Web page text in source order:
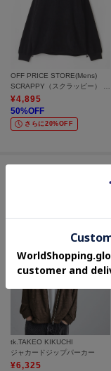
も頼りになる一着です。
※取り扱いについては、
※製造過程の工程上、カ
※できる限り実物と同じ
ートフォンなどの環境に
います。
※素材により染料等の臭
お得な情報をお知らせ！
【1】再入荷通知や、値
【2】マイページでお気に
OFF PRICE STORE(Mens)
¥4,895
50%OFF
さらに20%OFF
この商
tk.TAKEO KIKUCHI
ジャカードジップパーカー
¥6,325